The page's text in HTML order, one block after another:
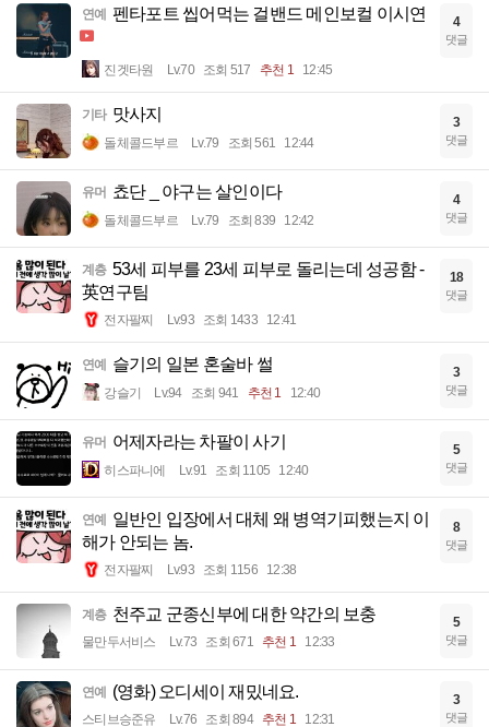
연예 펜타포트 씹어먹는 걸밴드 메인보컬 이시연
진겟타원 Lv.70 조회 517 추천 1 12:45
4
댓글
기타 맛사지
돌체콜드부르 Lv.79 조회 561 12:44
3
댓글
유머 쵸단 _ 야구는 살인이다
돌체콜드부르 Lv.79 조회 839 12:42
4
댓글
계층 53세 피부를 23세 피부로 돌리는데 성공함 -
英연구팀
전자팔찌 Lv.93 조회 1433 12:41
18
댓글
연예 슬기의 일본 혼술바 썰
강슬기 Lv.94 조회 941 추천 1 12:40
3
댓글
유머 어제자라는 차팔이 사기
히스파니에 Lv.91 조회 1105 12:40
5
댓글
연예
일반인 입장에서 대체 왜 병역기피했는지 이
해가 안되는 놈.
전자팔찌 Lv.93 조회 1156 12:38
8
댓글
계층 천주교 군종신부에 대한 약간의 보충
물만두서비스 Lv.73 조회 671 추천 1 12:33
5
댓글
연예 (영화) 오디세이 재밌네요.
스티브승준유 Lv.76 조회 894 추천 1 12:31
3
댓글